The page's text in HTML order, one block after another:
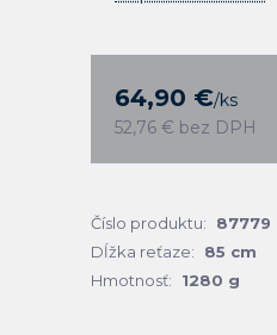
64,90 €/ks
52,76 € bez DPH
Číslo produktu: 87779
Dĺžka reťaze:
85 cm
Hmotnosť:
1280 g